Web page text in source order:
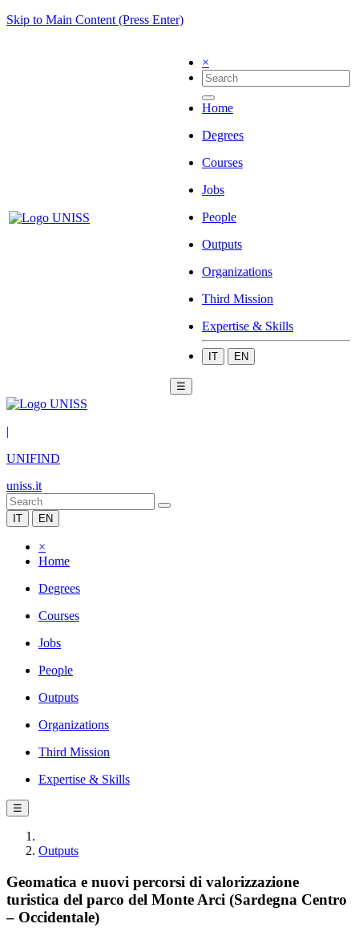
Skip to Main Content (Press Enter)
×
Home
Degrees
Courses
Jobs
People
Outputs
Organizations
Third Mission
Expertise & Skills
IT EN
☰
|
UNIFIND
uniss.it
IT EN
×
Home
Degrees
Courses
Jobs
People
Outputs
Organizations
Third Mission
Expertise & Skills
☰
Outputs
Geomatica e nuovi percorsi di valorizzazione
turistica del parco del Monte Arci (Sardegna Centro
– Occidentale)